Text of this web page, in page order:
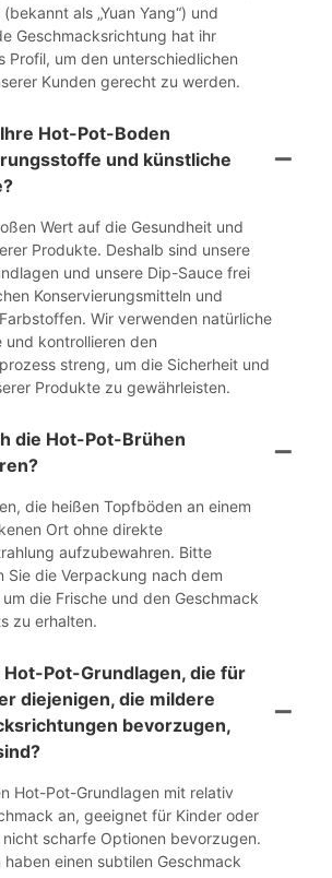
als „Yuan Yang“) und
Geschmacksrichtung hat ihr
Profil, um den unterschiedlichen
Kunden gerecht zu werden.
Hot-Pot-Boden
und künstliche
Wert auf die Gesundheit und
Produkte. Deshalb sind unsere
und unsere Dip-Sauce frei
Konservierungsmitteln und
Wir verwenden natürliche
und kontrollieren den
streng, um die Sicherheit und
Produkte zu gewährleisten.
die Hot-Pot-Brühen
die heißen Topfböden an einem
Ort ohne direkte
aufzubewahren. Bitte
Sie die Verpackung nach dem
die Frische und den Geschmack
zu erhalten.
Hot-Pot-Grundlagen, die für
diejenigen, die mildere
bevorzugen,
Hot-Pot-Grundlagen mit relativ
an, geeignet für Kinder oder
nicht scharfe Optionen bevorzugen.
haben einen subtilen Geschmack